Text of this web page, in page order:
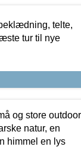
telte,
tur til nye
og store outdoor
natur, en
himmel en lys